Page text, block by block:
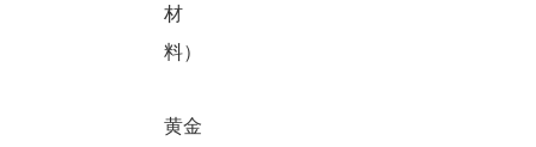
材
料）
黄金